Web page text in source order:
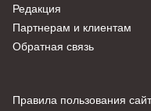
Редакция
Партнерам и клиентам
Обратная связь
Правила пользования